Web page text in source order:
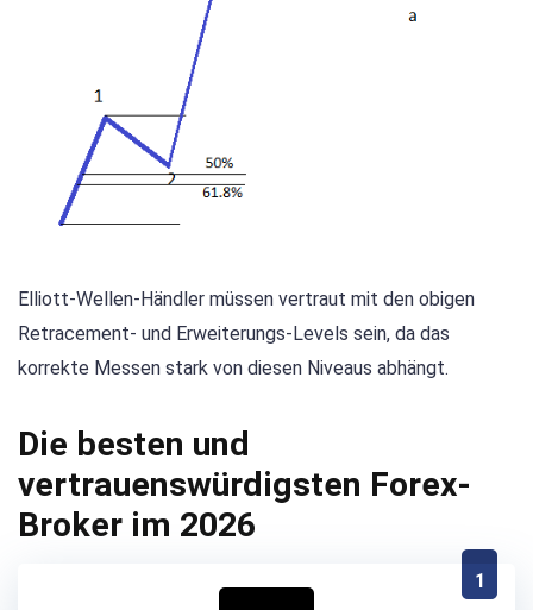
Elliott-Wellen-Händler müssen vertraut mit den obigen
Retracement- und Erweiterungs-Levels sein, da das
korrekte Messen stark von diesen Niveaus abhängt.
Die besten und
vertrauenswürdigsten Forex-
Broker im 2026
1